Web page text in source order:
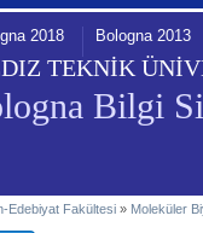
TEKNİK
Bilgi
2018 Bologna 2013
Edebiyat Fakültesi » Moleküler